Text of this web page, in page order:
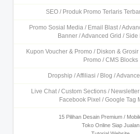
SEO / Produk Promo Terlaris
Promo Sosial Media / Email Blast /
Banner / Advanced Grid / Side
Kupon Voucher & Promo / Diskon &
Promo / CMS Blocks
Dropship / Affiliasi / Blog /
Live Chat / Custom Sections /
Facebook Pixel / Google Tag
15 Pilihan Desain Premium /
Toko Online Siap Jualan